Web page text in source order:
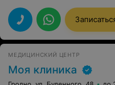
МЕДИЦИНСКИЙ ЦЕНТР
Моя клиника